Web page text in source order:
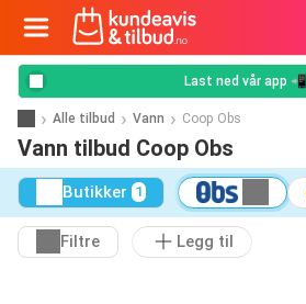
Last ned vår app 📲
Alle tilbud Vann Coop Obs
Vann tilbud Coop Obs
Butikker 1
Filtre Legg til